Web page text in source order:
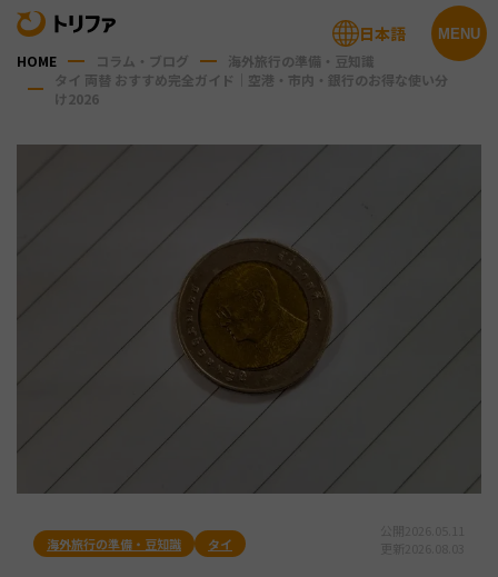
MENU
日本語
HOME コラム・ブログ
海外旅行の準備・豆知識
タイ 両替 おすすめ完全ガイド｜空港・市内・銀行のお得な使い分
け2026
海外旅行の準備・豆知識 タイ